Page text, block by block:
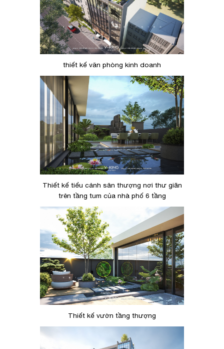
thiết kế văn phòng kinh doanh
Thiết kế tiểu cảnh sân thượng nơi thư giãn
trên tầng tum của nhà phố 6 tầng
Thiết kế vườn tầng thượng